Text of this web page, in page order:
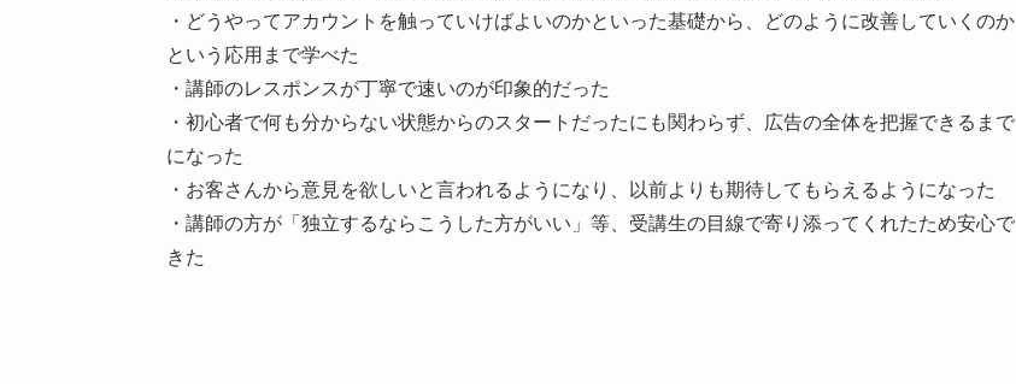
・どうやってアカウントを触っていけばよいのかといった基礎から、どのように改善していくのか
という応用まで学べた
・講師のレスポンスが丁寧で速いのが印象的だった
・初心者で何も分からない状態からのスタートだったにも関わらず、広告の全体を把握できるまで
になった
・お客さんから意見を欲しいと言われるようになり、以前よりも期待してもらえるようになった
・講師の方が「独立するならこうした方がいい」等、受講生の目線で寄り添ってくれたため安心で
きた